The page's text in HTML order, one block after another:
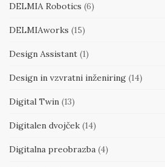
DELMIA Robotics (6)
DELMIAworks (15)
Design Assistant (1)
Design in vzvratni inženiring (14)
Digital Twin (13)
Digitalen dvojček (14)
Digitalna preobrazba (4)